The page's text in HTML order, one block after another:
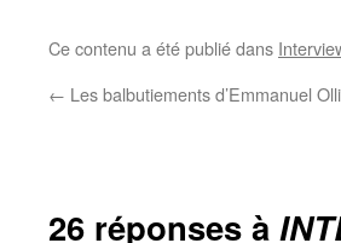
Ce contenu a été publié dans
← Les balbutiements d’Emmanuel
26 réponses à